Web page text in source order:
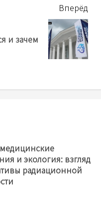
Вперёд
и зачем
и экология: взгляд
радиационной